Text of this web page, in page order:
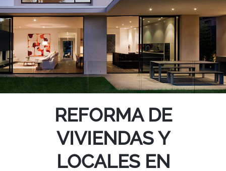
REFORMA DE
VIVIENDAS Y
LOCALES EN